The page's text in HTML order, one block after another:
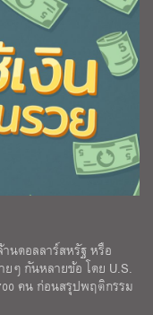
นดอลลาร์สหรัฐ หรือ
ๆ กันหลายข้อ โดย U.S.
คน ก่อนสรุปพฤติกรรม